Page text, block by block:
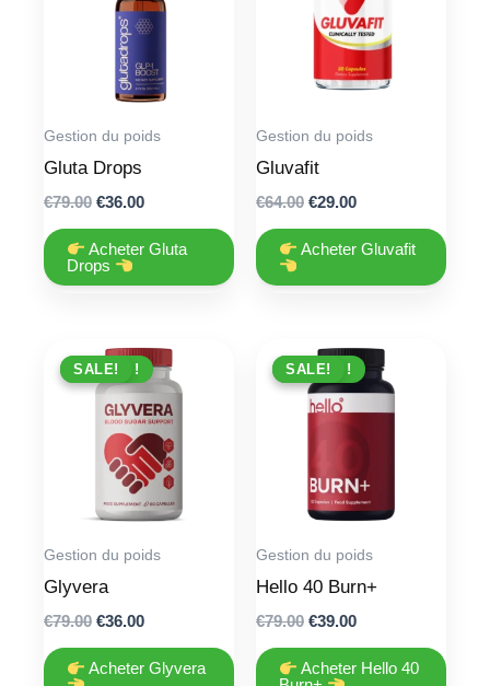
Gestion du poids
Gluta Drops
€79.00 Original
was:
€79.00.
€36.00Current
is:
Acheter Gluta
Drops
Gestion du poids
Gluvafit
€64.00 Original
was:
€29.00Current
is:
Acheter Gluvafit
PROMO !
SALE!
Gestion du poids
Glyvera
€79.00 Original
was:
€36.00Current
is:
Acheter Glyvera
PROMO !
SALE!
Gestion du poids
Hello 40 Burn+
€79.00 Original
was:
€39.00Current
is:
Acheter Hello 40